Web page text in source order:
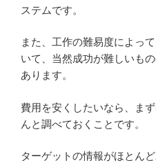
ステムです。
また、工作の難易度によっ
いて、当然成功が難しいも
あります。
費用を安くしたいなら、ま
んと調べておくことです。
ターゲットの情報がほとん